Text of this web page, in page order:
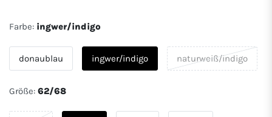
Farbe: ingwer/indigo
donaublau ingwer/indigo naturweiß/indigo
Größe: 62/68